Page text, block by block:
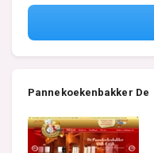
Pannekoekenbakker De